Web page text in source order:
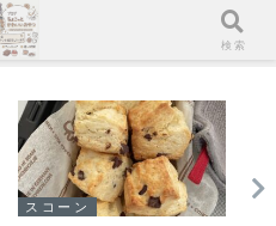
スコーン
検索